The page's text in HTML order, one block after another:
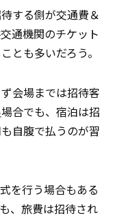
する側が交通費＆
通機関のチケット
とも多いだろう。
会場までは招待客
場合でも、宿泊は招
自腹で払うのが習
を行う場合もある
、旅費は招待され